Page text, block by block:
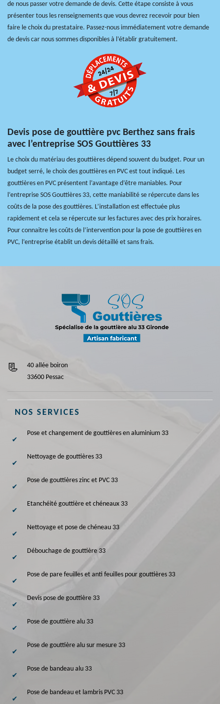
de nous passer votre demande de devis. Cette étape consiste à vous
présenter tous les renseignements que vous devrez recevoir pour bien
faire le choix du prestataire. Passez-nous immédiatement votre demande
de devis car nous sommes disponibles à l’établir gratuitement.
Devis pose de gouttière pvc Berthez sans frais
avec l’entreprise SOS Gouttières 33
Le choix du matériau des gouttières dépend souvent du budget. Pour un
budget serré, le choix des gouttières en PVC est tout indiqué. Les
gouttières en PVC présentent l’avantage d’être maniables. Pour
l’entreprise SOS Gouttières 33, cette maniabilité se répercute dans les
coûts de la pose des gouttières. L’installation est effectuée plus
rapidement et cela se répercute sur les factures avec des prix horaires.
Pour connaitre les coûts de l’intervention pour la pose de gouttières en
PVC, l’entreprise établit un devis détaillé et sans frais.
40 allée boiron
33600 Pessac
NOS SERVICES
Pose et changement de gouttières en aluminium 33
Nettoyage de gouttières 33
Pose de gouttières zinc et PVC 33
Etanchéité gouttière et chéneaux 33
Nettoyage et pose de chéneau 33
Débouchage de gouttière 33
Pose de pare feuilles et anti feuilles pour gouttières 33
Devis pose de gouttière 33
Pose de gouttière alu 33
Pose de gouttière alu sur mesure 33
Pose de bandeau alu 33
Pose de bandeau et lambris PVC 33